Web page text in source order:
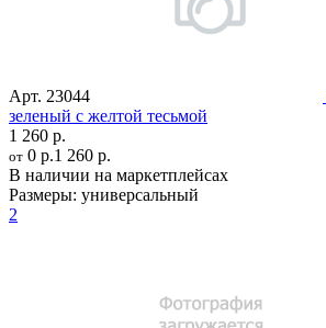
Арт. 23044
зеленый с желтой тесьмой
1 260 р.
от 0 р.1 260 р.
В наличии на маркетплейсах
Размеры: универсальный
2